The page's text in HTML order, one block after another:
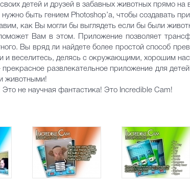
детей и друзей в забавных животных прямо на
нужно быть гением Photoshop’а, чтобы создавать
как Вы могли бы выглядеть если бы были
Вам в этом. Приложение позволяет
Вы вряд ли найдете более простой способ
и веселитесь, делясь с окружающими, хорошим
прекрасное развлекательное приложение для
животными!
Это не научная фантастика! Это Incredible Cam!